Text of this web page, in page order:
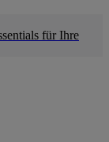
für Ihre